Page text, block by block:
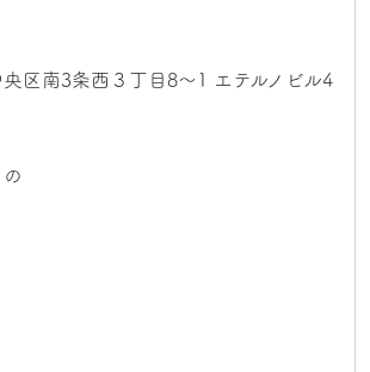
区南3条西３丁目8〜1 エテルノビル4